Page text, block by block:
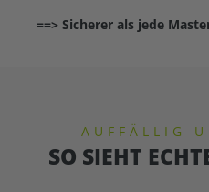
==> Sicherer als jede
AUFFÄLLIG
SO SIEHT